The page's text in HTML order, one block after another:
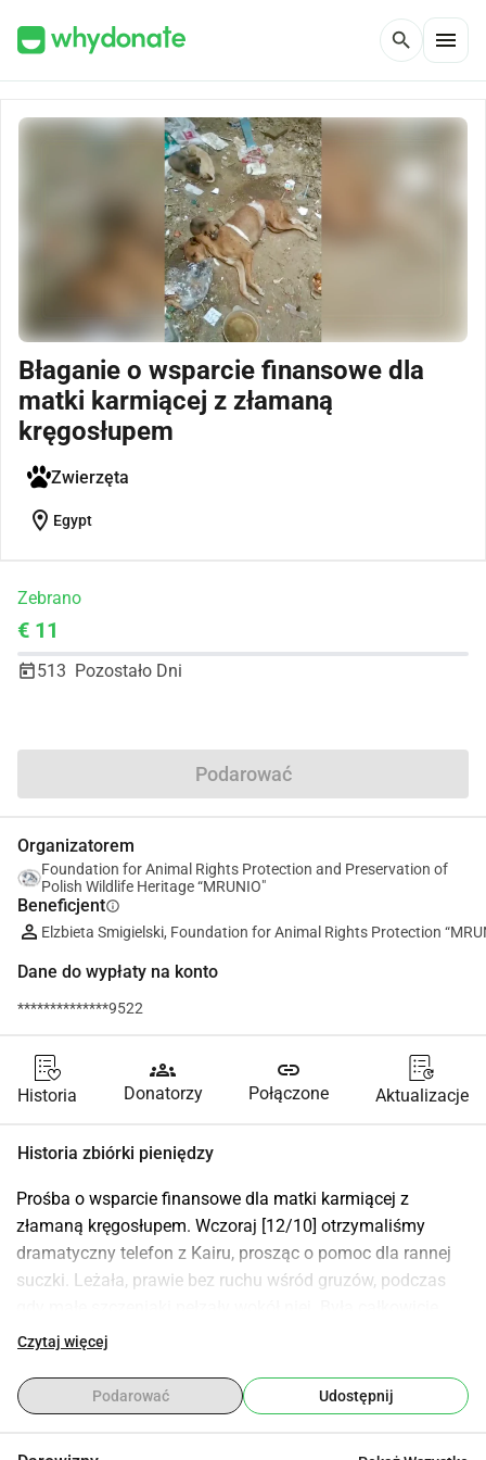
search menu
Błaganie o wsparcie finansowe dla
matki karmiącej z złamaną
kręgosłupem
Zwierzęta
location_on Egypt
Zebrano
€ 11
513 Pozostało Dni
Podarować
Organizatorem
Foundation for Animal Rights Protection and Preservation of
Polish Wildlife Heritage “MRUNIO"
Beneficjentinfo
Elzbieta Smigielski, Foundation for Animal Rights Protection
Dane do wypłaty na konto
**************9522
Historia
groups
Donatorzy
link
Połączone Aktualizacje
Historia zbiórki pieniędzy
Prośba o wsparcie finansowe dla matki karmiącej z
złamaną kręgosłupem. Wczoraj [12/10] otrzymaliśmy
dramatyczny telefon z Kairu, prosząc o pomoc dla rannej
suczki. Leżała, prawie bez ruchu wśród gruzów, podczas
bezbronna, a tylko jej smutne oczy błagały o pomoc. Jak
ją metalowym prętem. Cios był tak silny, że złamał jej
kręgosłup. Dobry Samarytanin ruszył jej na ratunek;
Czytaj więcej
Podarować Udostępnij